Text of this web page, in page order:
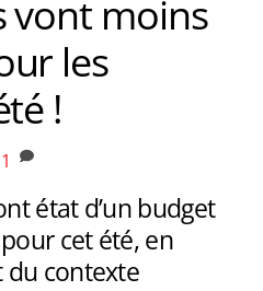
vont moins
les
!
1
état d’un budget
cet été, en
contexte